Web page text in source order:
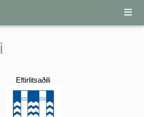
Eftirlitsaðili